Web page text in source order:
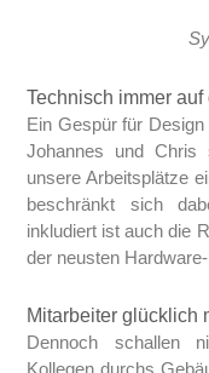
Technisch immer
Ein Gespür für Design
Johannes und Chris
unsere Arbeitsplätze
beschränkt sich
inkludiert ist auch die
der neusten
Mitarbeiter glücklich
Dennoch schallen
Kollegen durchs